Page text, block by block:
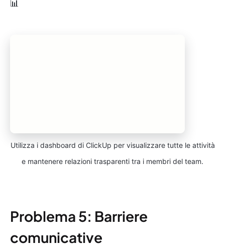
📊
Utilizza i dashboard di ClickUp per visualizzare tutte le attività
e mantenere relazioni trasparenti tra i membri del team.
Problema 5: Barriere
comunicative